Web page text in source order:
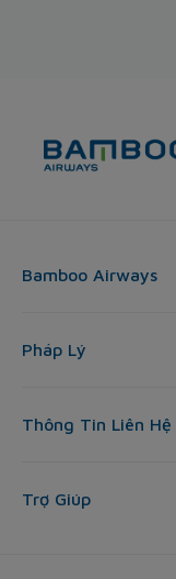
Bamboo Airways
Pháp Lý
Thông Tin Liên Hệ
Trợ Giúp